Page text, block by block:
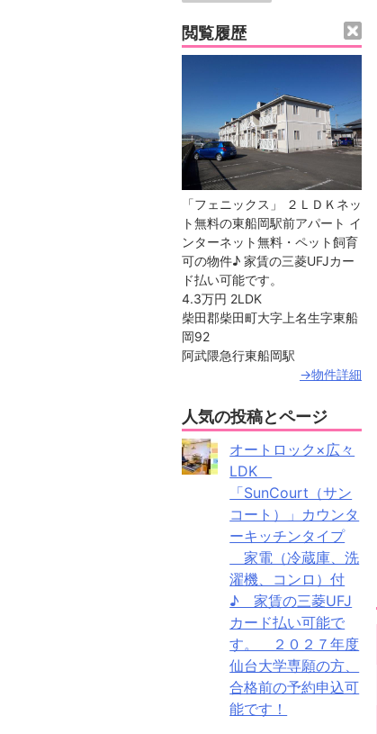
閲覧履歴
「フェニックス」 ２ＬＤＫネッ
ト無料の東船岡駅前アパート イ
ンターネット無料・ペット飼育
可の物件♪ 家賃の三菱UFJカー
ド払い可能です。
4.3万円 2LDK
柴田郡柴田町大字上名生字東船
岡92
阿武隈急行東船岡駅
→物件詳細
人気の投稿とページ
オートロック×広々
LDK
「SunCourt（サン
コート）」カウンタ
ーキッチンタイプ
家電（冷蔵庫、洗
濯機、コンロ）付
♪ 家賃の三菱UFJ
カード払い可能で
す。 ２０２７年度
仙台大学専願の方、
合格前の予約申込可
能です！